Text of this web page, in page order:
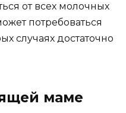
от всех молочных
потребоваться
случаях достаточно
маме